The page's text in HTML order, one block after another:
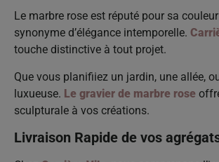
Le marbre rose est réputé pour sa
synonyme d’élégance intemporelle.
touche distinctive à tout projet.
Que vous planifiiez un jardin, une allée,
luxueuse. Le gravier de marbre rose
sculpturale à vos créations.
Livraison Rapide de vos